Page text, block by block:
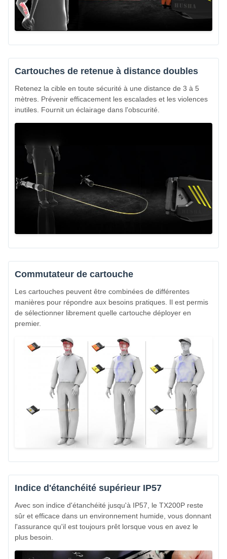
Cartouches de retenue à distance doubles
Retenez la cible en toute sécurité à une distance de 3 à 5
mètres. Prévenir efficacement les escalades et les violences
inutiles. Fournit un éclairage dans l'obscurité.
Commutateur de cartouche
Les cartouches peuvent être combinées de différentes
manières pour répondre aux besoins pratiques. Il est permis
de sélectionner librement quelle cartouche déployer en
premier.
Indice d'étanchéité supérieur IP57
Avec son indice d'étanchéité jusqu'à IP57, le TX200P reste
sûr et efficace dans un environnement humide, vous donnant
l'assurance qu'il est toujours prêt lorsque vous en avez le
plus besoin.